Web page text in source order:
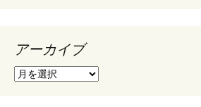
アーカイブ
ア